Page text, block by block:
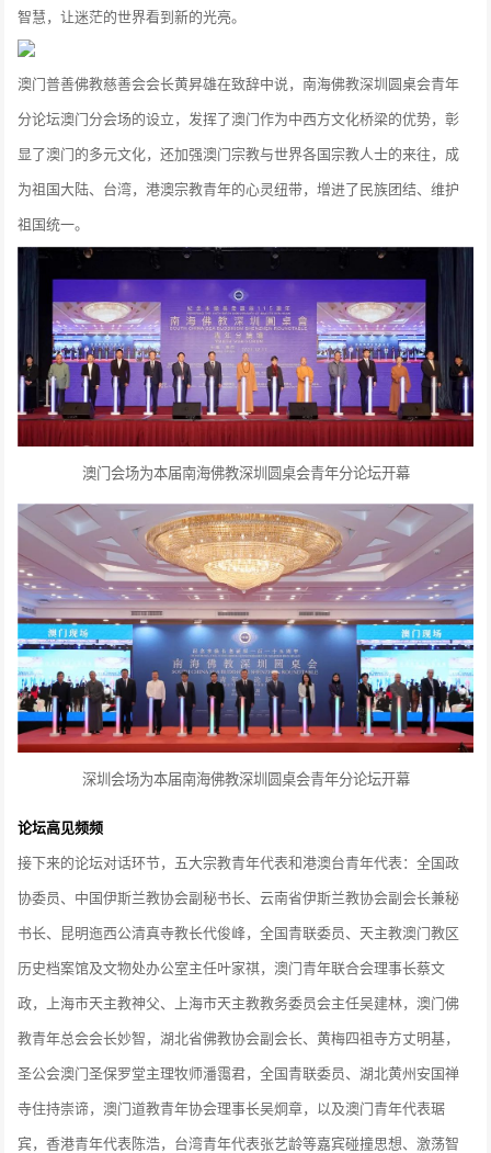
智慧，让迷茫的世界看到新的光亮。
澳门普善佛教慈善会会长黄昇雄在致辞中说，南海佛教深圳圆桌会青年
分论坛澳门分会场的设立，发挥了澳门作为中西方文化桥梁的优势，彰
显了澳门的多元文化，还加强澳门宗教与世界各国宗教人士的来往，成
为祖国大陆、台湾，港澳宗教青年的心灵纽带，增进了民族团结、维护
祖国统一。
澳门会场为本届南海佛教深圳圆桌会青年分论坛开幕
深圳会场为本届南海佛教深圳圆桌会青年分论坛开幕
论坛高见频频
接下来的论坛对话环节，五大宗教青年代表和港澳台青年代表：全国政
协委员、中国伊斯兰教协会副秘书长、云南省伊斯兰教协会副会长兼秘
书长、昆明迤西公清真寺教长代俊峰，全国青联委员、天主教澳门教区
历史档案馆及文物处办公室主任叶家祺，澳门青年联合会理事长蔡文
政，上海市天主教神父、上海市天主教教务委员会主任吴建林，澳门佛
教青年总会会长妙智，湖北省佛教协会副会长、黄梅四祖寺方丈明基，
圣公会澳门圣保罗堂主理牧师潘霭君，全国青联委员、湖北黄州安国禅
寺住持崇谛，澳门道教青年协会理事长吴炯章，以及澳门青年代表琚
宾，香港青年代表陈浩，台湾青年代表张艺龄等嘉宾碰撞思想、激荡智